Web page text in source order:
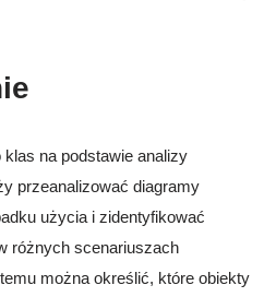
na podstawie analizy
przeanalizować diagramy
użycia i zidentyfikować
różnych scenariuszach
można określić, które obiekty